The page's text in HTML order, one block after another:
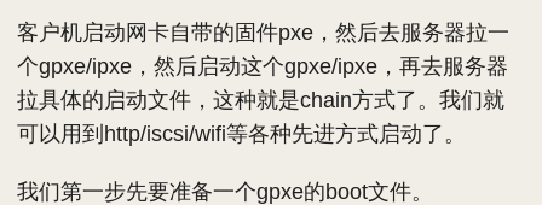
客户机启动网卡自带的固件pxe，然后去服务器拉一
个gpxe/ipxe，然后启动这个gpxe/ipxe，再去服务器
拉具体的启动文件，这种就是chain方式了。我们就
可以用到http/iscsi/wifi等各种先进方式启动了。
我们第一步先要准备一个gpxe的boot文件。